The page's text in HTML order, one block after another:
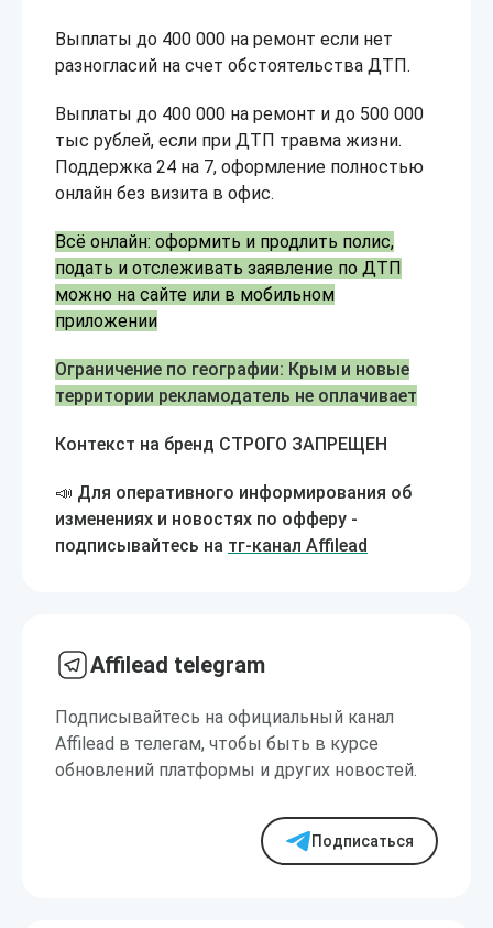
Выплаты до 400 000 на ремонт если нет
разногласий на счет обстоятельства ДТП.
Выплаты до 400 000 на ремонт и до 500 000
тыс рублей, если при ДТП травма жизни.
Поддержка 24 на 7, оформление полностью
онлайн без визита в офис.
Всё онлайн: оформить и продлить полис,
подать и отслеживать заявление по ДТП
можно на сайте или в мобильном
приложении
Ограничение по географии: Крым и новые
территории рекламодатель не оплачивает
Контекст на бренд СТРОГО ЗАПРЕЩЕН
📣 Для оперативного информирования об
изменениях и новостях по офферу -
подписывайтесь на тг-канал Affilead
Affilead telegram
Подписывайтесь на официальный канал
Affilead в телегам, чтобы быть в курсе
обновлений платформы и других новостей.
Подписаться